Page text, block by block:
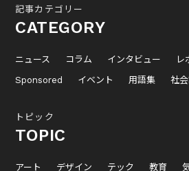
記事カテゴリー
CATEGORY
ニュース コラム インタビュー レ
Sponsored
イベント 用語集 社
トピック
TOPIC
アート デザイン テック 教育